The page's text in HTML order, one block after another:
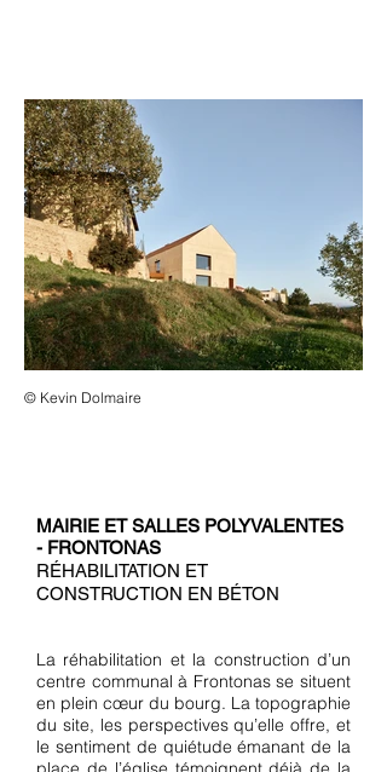
© Kevin Dolmaire
MAIRIE ET SALLES POLYVALENTES
- FRONTONAS
RÉHABILITATION ET
CONSTRUCTION EN BÉTON
La réhabilitation et la construction d’un
centre communal à Frontonas se situent
en plein cœur du bourg. La topographie
du site, les perspectives qu’elle offre, et
le sentiment de quiétude émanant de la